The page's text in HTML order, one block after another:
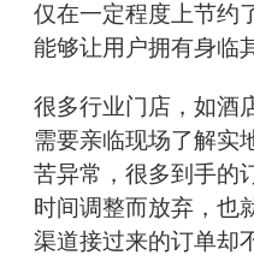
仅在一定程度上节约
能够让用户拥有身临
很多行业门店，如酒
需要亲临现场了解实
苦异常，很多到手的
时间调整而放弃，也
渠道接过来的订单却